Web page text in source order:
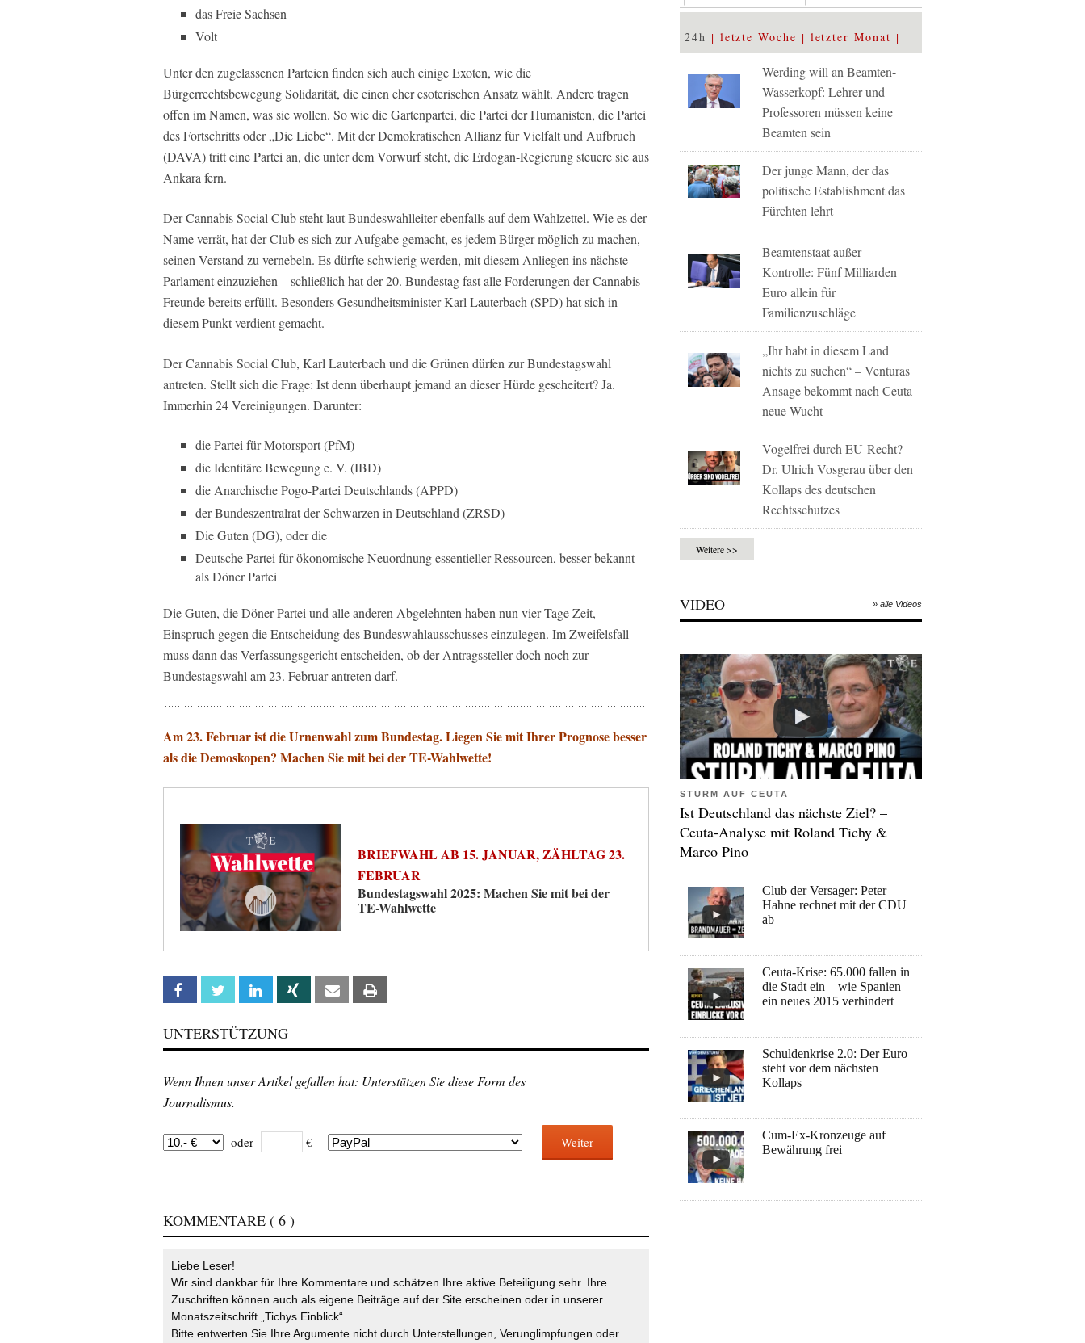
das Freie Sachsen
Volt
Unter den zugelassenen Parteien finden sich auch einige Exoten, wie die
Bürgerrechtsbewegung Solidarität, die einen eher esoterischen Ansatz wählt. Andere tragen
offen im Namen, was sie wollen. So wie die Gartenpartei, die Partei der Humanisten, die Partei
des Fortschritts oder „Die Liebe“. Mit der Demokratischen Allianz für Vielfalt und Aufbruch
(DAVA) tritt eine Partei an, die unter dem Vorwurf steht, die Erdogan-Regierung steuere sie aus
Ankara fern.
Der Cannabis Social Club steht laut Bundeswahlleiter ebenfalls auf dem Wahlzettel. Wie es der
Name verrät, hat der Club es sich zur Aufgabe gemacht, es jedem Bürger möglich zu machen,
seinen Verstand zu vernebeln. Es dürfte schwierig werden, mit diesem Anliegen ins nächste
Parlament einzuziehen – schließlich hat der 20. Bundestag fast alle Forderungen der Cannabis-
Freunde bereits erfüllt. Besonders Gesundheitsminister Karl Lauterbach (SPD) hat sich in
diesem Punkt verdient gemacht.
Der Cannabis Social Club, Karl Lauterbach und die Grünen dürfen zur Bundestagswahl
antreten. Stellt sich die Frage: Ist denn überhaupt jemand an dieser Hürde gescheitert? Ja.
Immerhin 24 Vereinigungen. Darunter:
die Partei für Motorsport (PfM)
die Identitäre Bewegung e. V. (IBD)
die Anarchische Pogo-Partei Deutschlands (APPD)
der Bundeszentralrat der Schwarzen in Deutschland (ZRSD)
Die Guten (DG), oder die
Deutsche Partei für ökonomische Neuordnung essentieller Ressourcen, besser bekannt
als Döner Partei
Die Guten, die Döner-Partei und alle anderen Abgelehnten haben nun vier Tage Zeit,
Einspruch gegen die Entscheidung des Bundeswahlausschusses einzulegen. Im Zweifelsfall
muss dann das Verfassungsgericht entscheiden, ob der Antragssteller doch noch zur
Bundestagswahl am 23. Februar antreten darf.
Am 23. Februar ist die Urnenwahl zum Bundestag. Liegen Sie mit Ihrer Prognose besser
als die Demoskopen? Machen Sie mit bei der TE-Wahlwette!
BRIEFWAHL AB 15. JANUAR, ZÄHLTAG 23.
FEBRUAR
Bundestagswahl 2025: Machen Sie mit bei der
TE-Wahlwette
Facebook Twitter Linkedin Xing Email
UNTERSTÜTZUNG
Wenn Ihnen unser Artikel gefallen hat: Unterstützen Sie diese Form des
Journalismus.
oder € Weiter
KOMMENTARE ( 6 )
Liebe Leser!
Wir sind dankbar für Ihre Kommentare und schätzen Ihre aktive Beteiligung sehr. Ihre
Zuschriften können auch als eigene Beiträge auf der Site erscheinen oder in unserer
Monatszeitschrift „Tichys Einblick“.
Bitte entwerten Sie Ihre Argumente nicht durch Unterstellungen, Verunglimpfungen oder
24h letzte Woche letzter Monat
Werding will an Beamten-
Wasserkopf: Lehrer und
Professoren müssen keine
Beamten sein
Der junge Mann, der das
politische Establishment das
Fürchten lehrt
Beamtenstaat außer
Kontrolle: Fünf Milliarden
Euro allein für
Familienzuschläge
„Ihr habt in diesem Land
nichts zu suchen“ – Venturas
Ansage bekommt nach Ceuta
neue Wucht
Vogelfrei durch EU-Recht?
Dr. Ulrich Vosgerau über den
Kollaps des deutschen
Rechtsschutzes
Weitere >>
VIDEO » alle Videos
STURM AUF CEUTA
Ist Deutschland das nächste Ziel? –
Ceuta-Analyse mit Roland Tichy &
Marco Pino
Club der Versager: Peter
Hahne rechnet mit der CDU
ab
Ceuta-Krise: 65.000 fallen in
die Stadt ein – wie Spanien
ein neues 2015 verhindert
Schuldenkrise 2.0: Der Euro
steht vor dem nächsten
Kollaps
Cum-Ex-Kronzeuge auf
Bewährung frei